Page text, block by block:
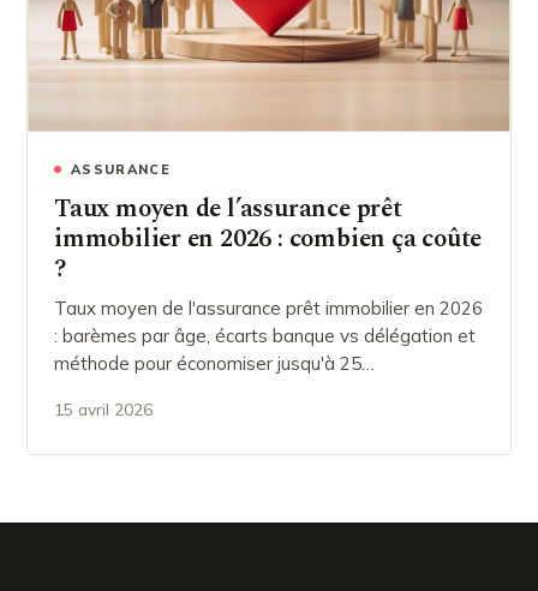
ASSURANCE
Taux moyen de l’assurance prêt
immobilier en 2026 : combien ça coûte
?
Taux moyen de l'assurance prêt immobilier en 2026
: barèmes par âge, écarts banque vs délégation et
méthode pour économiser jusqu'à 25…
15 avril 2026